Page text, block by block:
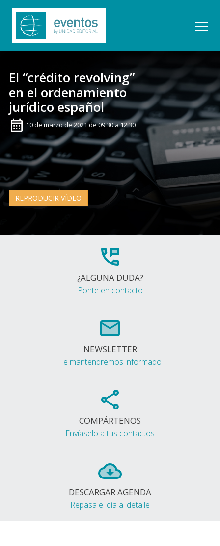
El “crédito revolving”
en el ordenamiento
jurídico español
10 de marzo de 2021 de 09:30 a 12:30
REPRODUCIR VÍDEO
¿ALGUNA DUDA?
Ponte en contacto
NEWSLETTER
Te mantendremos informado
COMPÁRTENOS
Envíaselo a tus contactos
DESCARGAR AGENDA
Repasa el día al detalle